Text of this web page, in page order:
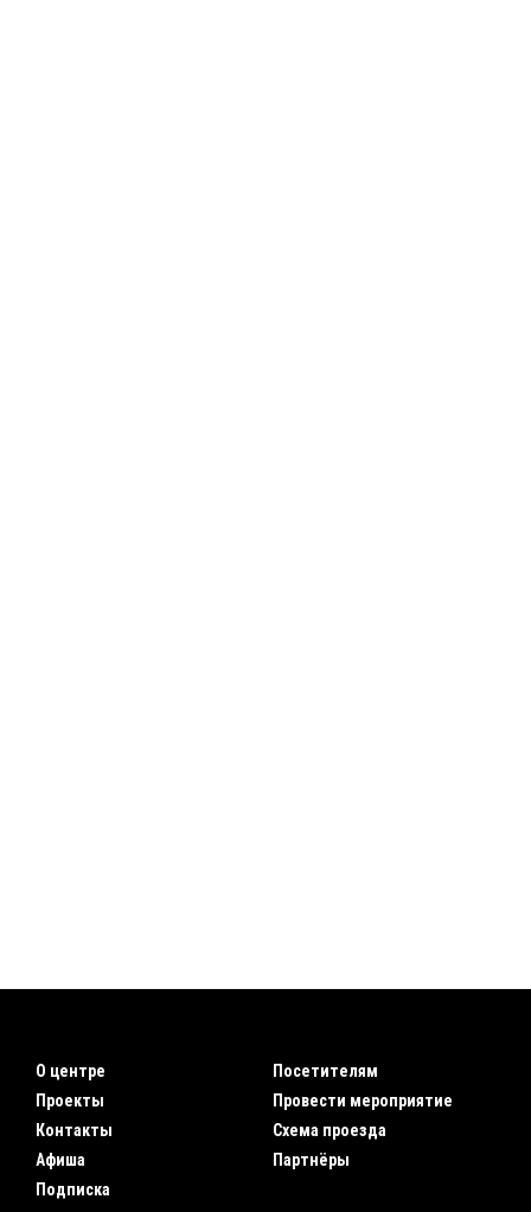
О центре
Проекты
Контакты
Афиша
Подписка
Посетителям
Провести мероприятие
Схема проезда
Партнёры